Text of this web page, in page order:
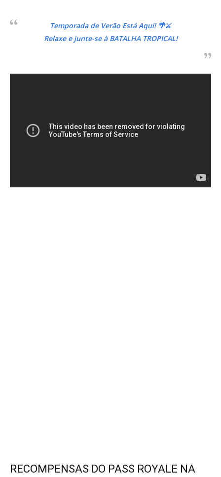
Temporada de Verão Está Aqui! 🌴⚔️
Relaxe e junte-se à BATALHA TROPICAL!
RECOMPENSAS DO PASS ROYALE NA